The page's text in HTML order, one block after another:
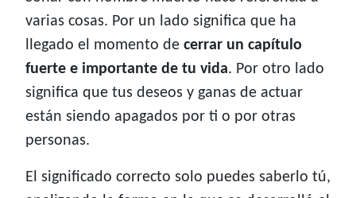
varias cosas. Por un lado significa que ha
llegado el momento de cerrar un capítulo
fuerte e importante de tu vida. Por otro lado
significa que tus deseos y ganas de actuar
están siendo apagados por ti o por otras
personas.
El significado correcto solo puedes saberlo tú,